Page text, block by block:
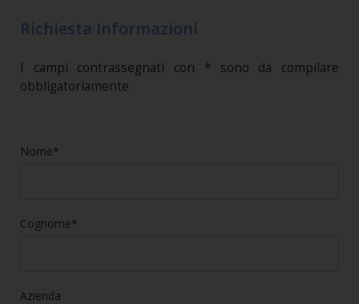
Richiesta Informazioni
I campi contrassegnati con * sono da compilare
obbligatoriamente
Nome*
Cognome*
Azienda